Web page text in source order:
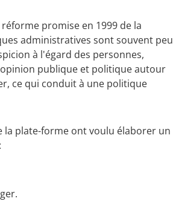
promise en 1999 de la
administratives sont souvent peu
à l'égard des personnes,
publique et politique autour
ce qui conduit à une politique
plate-forme ont voulu élaborer un